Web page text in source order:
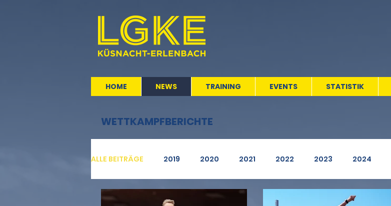
HOME NEWS TRAINING EVENTS STATISTIK
WETTKAMPFBERICHTE
ALLE BEITRÄGE 2019 2020 2021 2022 2023 2024